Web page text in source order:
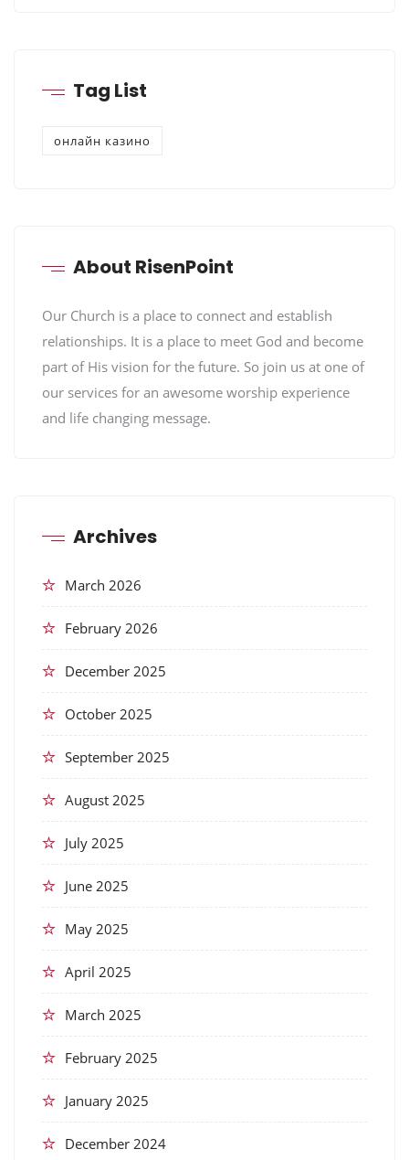
Tag List
онлайн казино
About RisenPoint
Our Church is a place to connect and establish
relationships. It is a place to meet God and become
part of His vision for the future. So join us at one of
our services for an awesome worship experience
and life changing message.
Archives
March 2026
February 2026
December 2025
October 2025
September 2025
August 2025
July 2025
June 2025
May 2025
April 2025
March 2025
February 2025
January 2025
December 2024